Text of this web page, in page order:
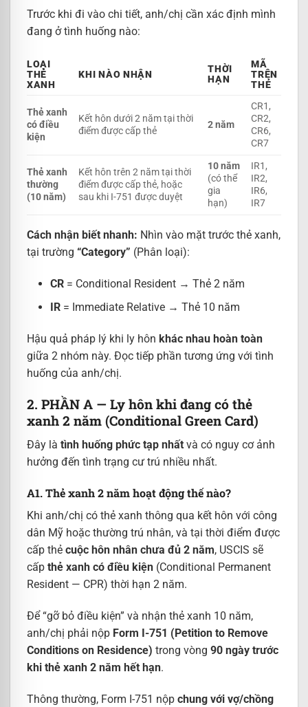
Trước khi đi vào chi tiết, anh/chị cần xác định mình
đang ở tình huống nào:
LOẠI
THẺ
XANH
KHI NÀO NHẬN
THỜI
HẠN
MÃ
TRÊN
THẺ
Thẻ xanh
có điều
kiện
Kết hôn dưới 2 năm tại thời
điểm được cấp thẻ
2 năm
CR1,
CR2,
CR6,
CR7
Thẻ xanh
thường
(10 năm)
Kết hôn trên 2 năm tại thời
điểm được cấp thẻ, hoặc
sau khi I-751 được duyệt
10 năm
(có thể
gia
hạn)
IR1,
IR2,
IR6,
IR7
Cách nhận biết nhanh: Nhìn vào mặt trước thẻ xanh,
tại trường “Category” (Phân loại):
CR= Conditional Resident → Thẻ 2 năm
IR= Immediate Relative → Thẻ 10 năm
Hậu quả pháp lý khi ly hôn khác nhau hoàn toàn
giữa 2 nhóm này. Đọc tiếp phần tương ứng với tình
huống của anh/chị.
2. PHẦN A — Ly hôn khi đang có thẻ
xanh 2 năm (Conditional Green Card)
Đây là tình huống phức tạp nhất và có nguy cơ ảnh
hưởng đến tình trạng cư trú nhiều nhất.
A1. Thẻ xanh 2 năm hoạt động thế nào?
Khi anh/chị có thẻ xanh thông qua kết hôn với công
dân Mỹ hoặc thường trú nhân, và tại thời điểm được
cấp thẻ cuộc hôn nhân chưa đủ 2 năm, USCIS sẽ
cấp thẻ xanh có điều kiện (Conditional Permanent
Resident — CPR) thời hạn 2 năm.
Để “gỡ bỏ điều kiện” và nhận thẻ xanh 10 năm,
anh/chị phải nộp Form I-751 (Petition to Remove
Conditions on Residence) trong vòng 90 ngày trước
khi thẻ xanh 2 năm hết hạn.
Thông thường, Form I-751 nộp chung với vợ/chồng